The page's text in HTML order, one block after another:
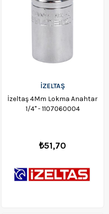
İZELTAŞ
İzeltaş 4Mm Lokma Anahtar
1/4" - 1107060004
₺51,70